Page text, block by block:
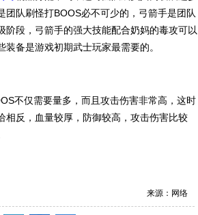
队刷怪打BOOS必不可少的，弓箭手是团队
段，弓箭手的强大技能配合奶妈的毒攻可以
备是游戏初期武士玩家最需要的。
不仅需要量多，而且攻击伤害非常高，这时
相反，血量较厚，防御较高，攻击伤害比较
来源：网络